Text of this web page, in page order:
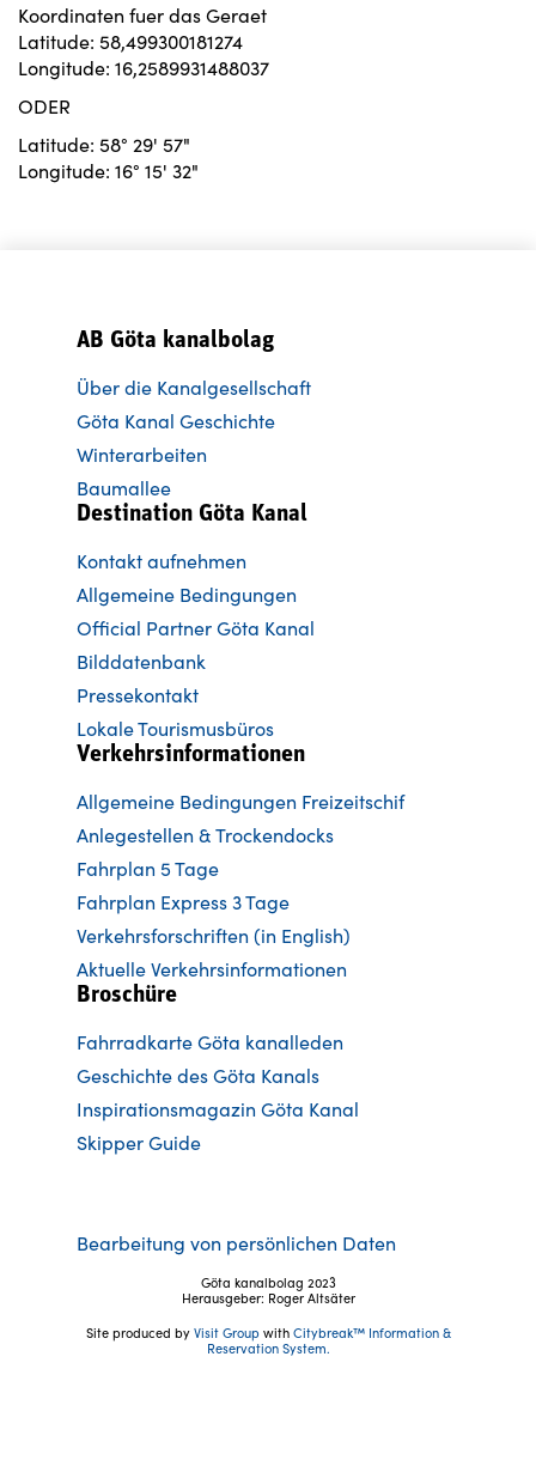
Koordinaten fuer das Geraet
Latitude: 58,499300181274
Longitude: 16,2589931488037
ODER
Latitude: 58° 29' 57"
Longitude: 16° 15' 32"
AB Göta kanalbolag
Über die Kanalgesellschaft
Göta Kanal Geschichte
Winterarbeiten
Baumallee
Destination Göta Kanal
Kontakt aufnehmen
Allgemeine Bedingungen
Official Partner Göta Kanal
Bilddatenbank
Pressekontakt
Lokale Tourismusbüros
Verkehrsinformationen
Allgemeine Bedingungen Freizeitschif
Anlegestellen & Trockendocks
Fahrplan 5 Tage
Fahrplan Express 3 Tage
Verkehrsforschriften (in English)
Aktuelle Verkehrsinformationen
Broschüre
Fahrradkarte Göta kanalleden
Geschichte des Göta Kanals
Inspirationsmagazin Göta Kanal
Skipper Guide
Bearbeitung von persönlichen Daten
Göta kanalbolag 2023
Herausgeber: Roger Altsäter
Site produced by Visit Groupwith Citybreak™ Information &
Reservation System.